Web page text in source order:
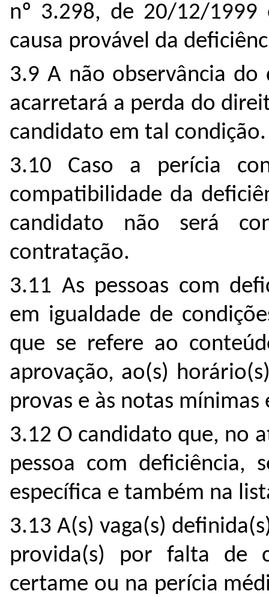
nº 3.298, de 20/12/1999
causa provável da
3.9 A não observância
acarretará a perda do
candidato em tal condição.
3.10 Caso a perícia
compatibilidade da
candidato não será
contratação.
3.11 As pessoas com
em igualdade de
que se refere ao
aprovação, ao(s)
provas e às notas mínimas
3.12 O candidato que, no
pessoa com deficiência,
específica e também na
3.13 A(s) vaga(s)
provida(s) por falta de
certame ou na perícia